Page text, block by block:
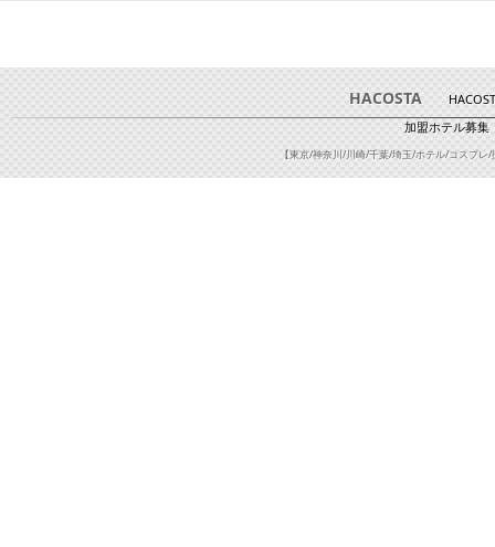
HACOSTA
加盟ホテル募集
【東京/神奈川/川崎/千葉/埼玉/ホテル/コスプ